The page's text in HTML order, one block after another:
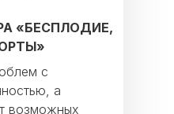
«БЕСПЛОДИЕ,
с
а
возможных